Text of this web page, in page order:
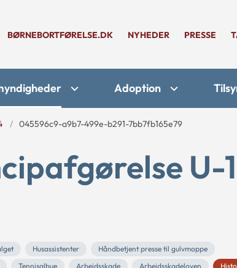
BØRNEBORTFØRELSE.DK NYHEDER PRESSE
Adoption
045596c9-a9b7-499e-b291-7bb7fb165e79
U-
Husassistenter
Håndbetjent presse til gulvmoppe
Tennisalbue Arbejdsskade Arbejdsskadeloven